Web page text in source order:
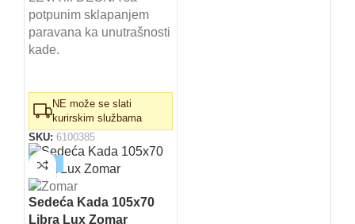
potpunim sklapanjem
paravana ka unutrašnosti
kade.
NE može se slati
kurirskim službama
SKU: 6100385
-12%
Sedeća Kada 105x70
Libra Lux Zomar